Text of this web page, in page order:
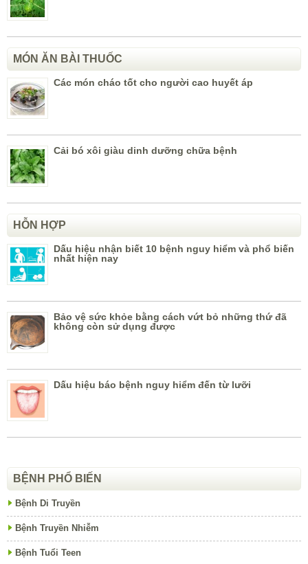
MÓN ĂN BÀI THUỐC
Các món cháo tốt cho người cao huyết áp
Cải bó xôi giàu dinh dưỡng chữa bệnh
HỖN HỢP
Dấu hiệu nhận biết 10 bệnh nguy hiểm và phổ biến
nhất hiện nay
Bảo vệ sức khỏe bằng cách vứt bỏ những thứ đã
không còn sử dụng được
Dấu hiệu báo bệnh nguy hiểm đến từ lưỡi
BỆNH PHỔ BIẾN
Bệnh Di Truyền
Bệnh Truyền Nhiễm
Bệnh Tuổi Teen